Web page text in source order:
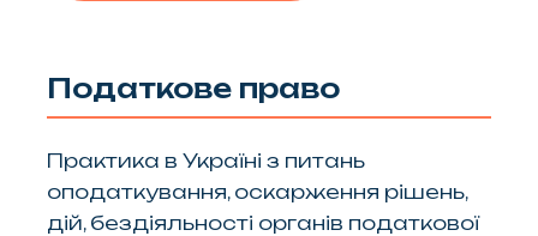
Податкове право
Практика в Україні з питань
оподаткування, оскарження рішень,
дій, бездіяльності органів податкової